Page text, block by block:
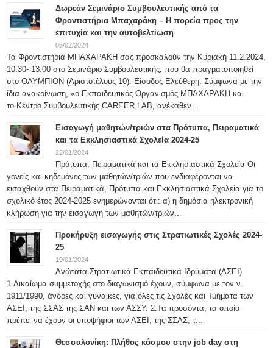
Δωρεάν Σεμινάριο Συμβουλευτικής από τα
Φροντιστήρια Μπαχαράκη – Η πορεία προς την
επιτυχία και την αυτοβελτίωση
05/02/2024
Τα Φροντιστήρια ΜΠΑΧΑΡΑΚΗ σας προσκαλούν την Κυριακή 11.2.2024,
10:30- 13:00 στο Σεμινάριο Συμβουλευτικής, που θα πραγματοποιηθεί
στο ΟΛΥΜΠΙΟΝ (Αριστοτέλους 10). Είσοδος Ελεύθερη. Σύμφωνα με την
ίδια ανακοίνωση, «ο Εκπαιδευτικός Οργανισμός ΜΠΑΧΑΡΑΚΗ και
το Κέντρο Συμβουλευτικής CAREER LAB, ανέκαθεν...
Εισαγωγή μαθητών/τριών στα Πρότυπα, Πειραματικά
και τα Εκκλησιαστικά Σχολεία 2024-25
22/01/2024
Πρότυπα, Πειραματικά και τα Εκκλησιαστικά Σχολεία Οι
γονείς και κηδεμόνες των μαθητών/τριών που ενδιαφέρονται να
εισαχθούν στα Πειραματικά, Πρότυπα και Εκκλησιαστικά Σχολεία για το
σχολικό έτος 2024-2025 ενημερώνονται ότι: α) η δημόσια ηλεκτρονική
κλήρωση για την εισαγωγή των μαθητών/τριών...
Προκήρυξη εισαγωγής στις Στρατιωτικές Σχολές 2024-
25
19/01/2024
Ανώτατα Στρατιωτικά Εκπαιδευτικά Ιδρύματα (ΑΣΕΙ)
1.Δικαίωμα συμμετοχής στο διαγωνισμό έχουν, σύμφωνα με τον ν.
1911/1990, άνδρες και γυναίκες, για όλες τις Σχολές και Τμήματα των
ΑΣΕΙ, της ΣΣΑΣ της ΣΑΝ και των ΑΣΣΥ. 2.Τα προσόντα, τα οποία
πρέπει να έχουν οι υποψήφιοι των ΑΣΕΙ, της ΣΣΑΣ, τ...
Θεσσαλονίκη: Πλήθος κόσμου στην job day στη